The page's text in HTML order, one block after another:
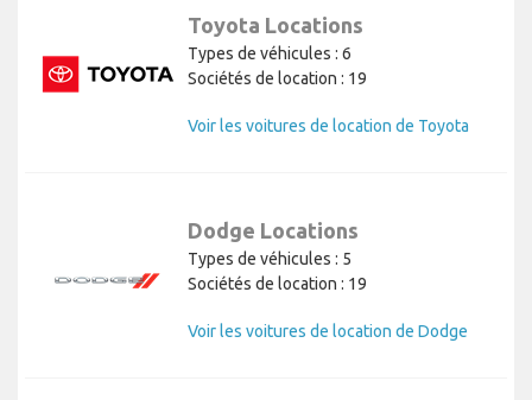
Toyota Locations
Types de véhicules : 6
Sociétés de location : 19
Voir les voitures de location de Toyota
Dodge Locations
Types de véhicules : 5
Sociétés de location : 19
Voir les voitures de location de Dodge